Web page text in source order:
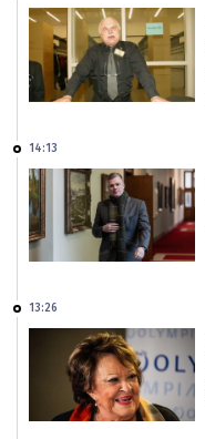
14:13
13:26